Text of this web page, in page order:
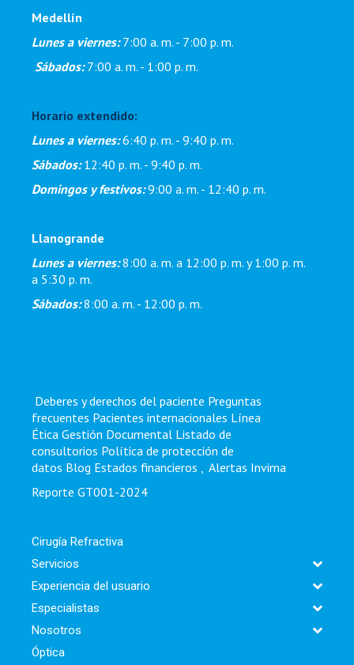
Medellín
Lunes a viernes:7:00 a. m. - 7:00 p. m.
Sábados:7:00 a. m. - 1:00 p. m.
Horario extendido:
Lunes a viernes:6:40 p. m. - 9:40 p. m.
Sábados:12:40 p. m. - 9:40 p. m.
Domingos y festivos:9:00 a. m. - 12:40 p. m.
Llanogrande
Lunes a viernes:8:00 a. m. a 12:00 p. m. y 1:00 p. m.
a 5:30 p. m.
Sábados:8:00 a. m. - 12:00 p. m.
Deberes y derechos del paciente Preguntas
frecuentes Pacientes internacionales Línea
Ética Gestión Documental Listado de
consultorios Política de protección de
datos Blog Estados financieros , Alertas Invima
Reporte GT001-2024
Cirugía Refractiva
Servicios
Experiencia del usuario
Especialistas
Nosotros
Óptica